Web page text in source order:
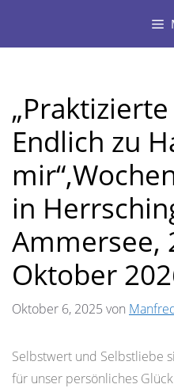
Endlich zu
in
Ammersee,
Oktober
Oktober 6, 2025 von
Selbstwert und Selbstliebe
für unser persönliches